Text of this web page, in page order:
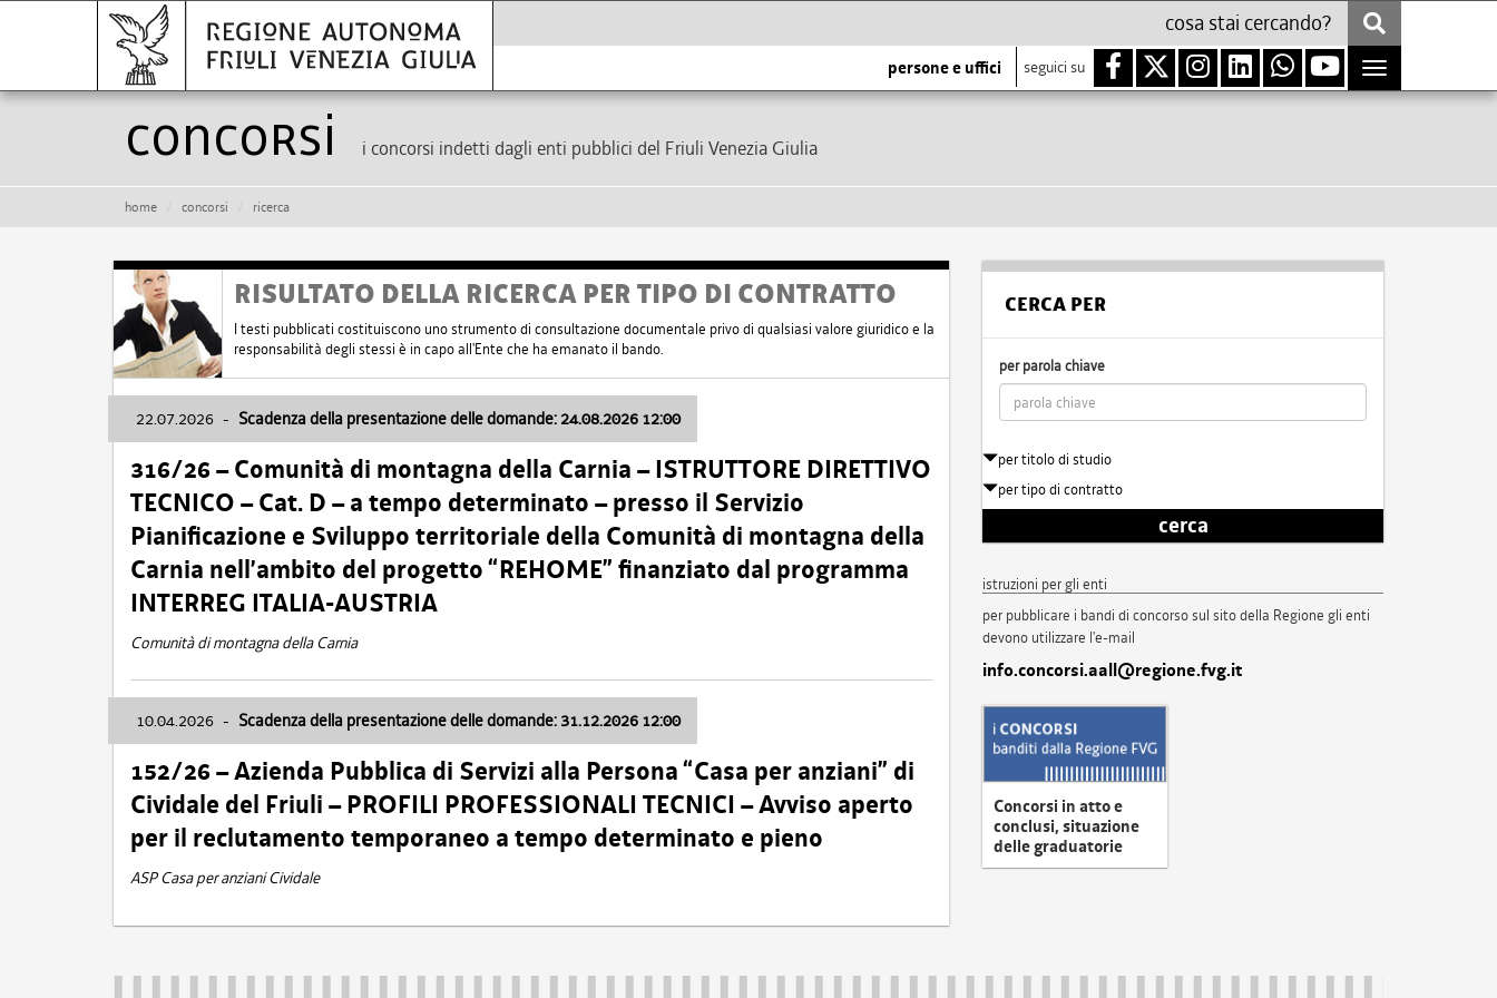
persone e uffici seguici su
Toggle
navigation
Concorsi i concorsi indetti dagli enti pubblici del Friuli Venezia Giulia
home concorsi ricerca
RISULTATO DELLA RICERCA PER TIPO DI CONTRATTO
I testi pubblicati costituiscono uno strumento di consultazione documentale privo di qualsiasi valore giuridico e la
responsabilità degli stessi è in capo all'Ente che ha emanato il bando.
22.07.2026 - Scadenza della presentazione delle domande: 24.08.2026 12:00
316/26 – Comunità di montagna della Carnia – ISTRUTTORE DIRETTIVO
TECNICO – Cat. D – a tempo determinato – presso il Servizio
Pianificazione e Sviluppo territoriale della Comunità di montagna della
Carnia nell’ambito del progetto “REHOME” finanziato dal programma
INTERREG ITALIA-AUSTRIA
Comunità di montagna della Carnia
10.04.2026 - Scadenza della presentazione delle domande: 31.12.2026 12:00
152/26 – Azienda Pubblica di Servizi alla Persona “Casa per anziani” di
Cividale del Friuli – PROFILI PROFESSIONALI TECNICI – Avviso aperto
per il reclutamento temporaneo a tempo determinato e pieno
ASP Casa per anziani Cividale
CERCA PER
per parola chiave
per titolo di studio
per tipo di contratto
cerca
istruzioni per gli enti
per pubblicare i bandi di concorso sul sito della Regione gli enti
devono utilizzare l'e-mail
info.concorsi.aall@regione.fvg.it
Concorsi in atto e
conclusi, situazione
delle graduatorie